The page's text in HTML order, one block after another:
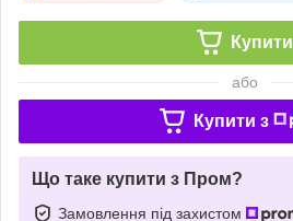
Купити
або
Купити з
Що таке купити з Пром?
Замовлення під захистом